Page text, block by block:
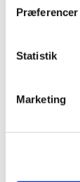
Præferencer
Statistik
Marketing